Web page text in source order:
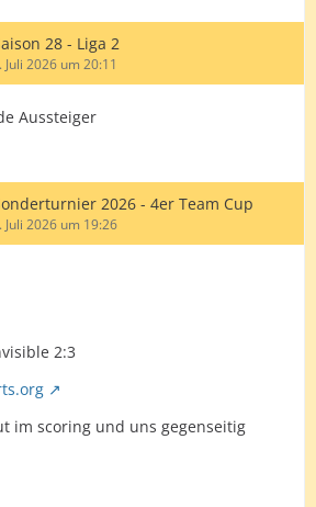
28 - Liga 2
Juli 2026 um 20:11
Aussteiger
2026 - 4er Team Cup
Juli 2026 um 19:26
2:3
im scoring und uns gegenseitig